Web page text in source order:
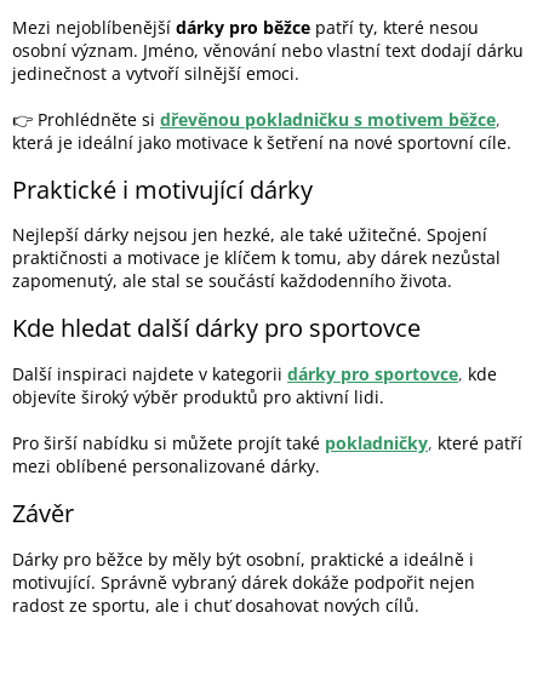
Mezi nejoblíbenější dárky pro běžce patří ty, které nesou
osobní význam. Jméno, věnování nebo vlastní text dodají dárku
jedinečnost a vytvoří silnější emoci.
👉 Prohlédněte si dřevěnou pokladničku s motivem běžce,
která je ideální jako motivace k šetření na nové sportovní cíle.
Praktické i motivující dárky
Nejlepší dárky nejsou jen hezké, ale také užitečné. Spojení
praktičnosti a motivace je klíčem k tomu, aby dárek nezůstal
zapomenutý, ale stal se součástí každodenního života.
Kde hledat další dárky pro sportovce
Další inspiraci najdete v kategorii dárky pro sportovce, kde
objevíte široký výběr produktů pro aktivní lidi.
Pro širší nabídku si můžete projít také pokladničky, které patří
mezi oblíbené personalizované dárky.
Závěr
Dárky pro běžce by měly být osobní, praktické a ideálně i
motivující. Správně vybraný dárek dokáže podpořit nejen
radost ze sportu, ale i chuť dosahovat nových cílů.